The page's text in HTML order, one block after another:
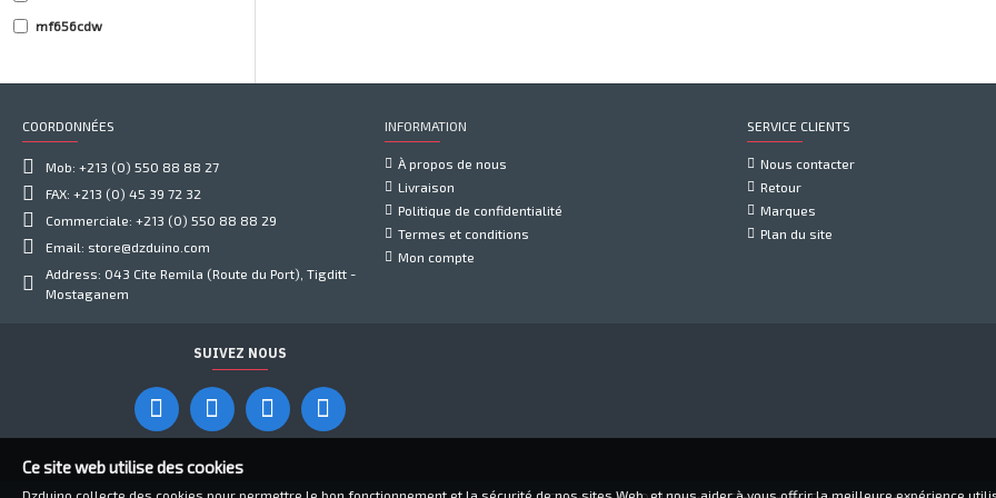
mf656cdw
toner
COORDONNÉES
Mob: +213 (0) 550 88 88 27
FAX: +213 (0) 45 39 72 32
Commerciale: +213 (0) 550 88 88 29
Email: store@dzduino.com
Address: 043 Cite Remila (Route du Port), Tigditt -
Mostaganem
INFORMATION
À propos de nous
Livraison
Politique de confidentialité
Termes et conditions
Mon compte
SERVICE CLIENTS
Nous contacter
Retour
Marques
Plan du site
SUIVEZ NOUS
Ce site web utilise des cookies
Dzduino collecte des cookies pour permettre le bon fonctionnement et la sécurité de nos sites Web, et nous aider à vous offrir la meilleure expérience